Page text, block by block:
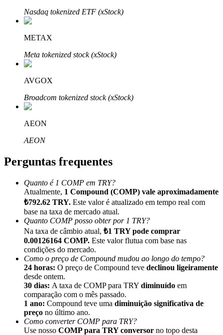
Até 65% de comissões!
Indicação
Convide um amigo para receber recompensas em dinheiro
BTC Welcome Rewards
BTC Welcome Rewards
Nasdaq tokenized ETF (xStock)
METAX
Meta tokenized stock (xStock)
AVGOX
Broadcom tokenized stock (xStock)
AEON
AEON
Perguntas frequentes
Quanto é 1 COMP em TRY?
Atualmente, 1 Compound (COMP) vale aproximadamente
₺792.62 TRY. Este valor é atualizado em tempo real com
base na taxa de mercado atual.
Quanto COMP posso obter por 1 TRY?
Na taxa de câmbio atual, ₺1 TRY pode comprar
0.00126164 COMP. Este valor flutua com base nas
condições do mercado.
Como o preço de Compound mudou ao longo do tempo?
24 horas: O preço de Compound teve declinou ligeiramente
desde ontem.
30 dias: A taxa de COMP para TRY diminuído em
comparação com o mês passado.
1 ano: Compound teve uma diminuição significativa de
preço no último ano.
Como converter COMP para TRY?
Use nosso COMP para TRY conversor no topo desta